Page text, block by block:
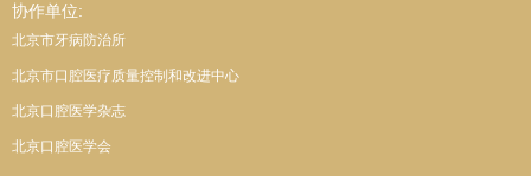
协作单位:
北京市牙病防治所
北京市口腔医疗质量控制和改进中心
北京口腔医学杂志
北京口腔医学会